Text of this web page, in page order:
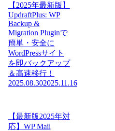
【2025年最新版】
UpdraftPlus: WP
Backup &
Migration Pluginで
簡単・安全に
WordPressサイト
を即バックアップ
＆高速移行！
2025.08.302025.11.16
【最新版2025年対
応】WP Mail